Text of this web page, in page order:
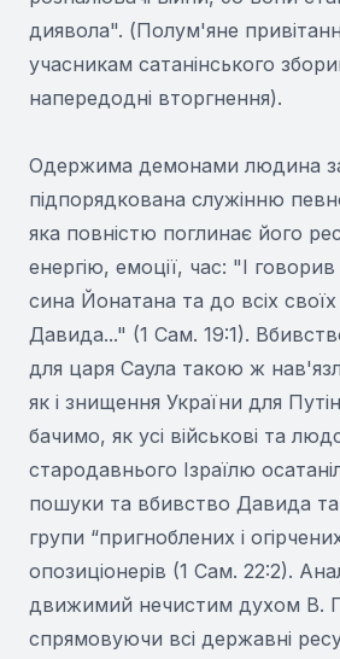
диявола". (Полум'яне
учасникам сатанінського
напередодні вторгнення).
Одержима демонами людина
підпорядкована служінню
яка повністю поглинає його
енергію, емоції, час: "І
сина Йонатана та до всіх
Давида..." (1 Сам. 19:1).
для царя Саула такою ж
як і знищення України для
бачимо, як усі військові та
стародавнього Ізраїлю
пошуки та вбивство Давида та
групи “пригноблених і
опозиціонерів (1 Сам. 22:2).
движимий нечистим духом В.
спрямовуючи всі державні